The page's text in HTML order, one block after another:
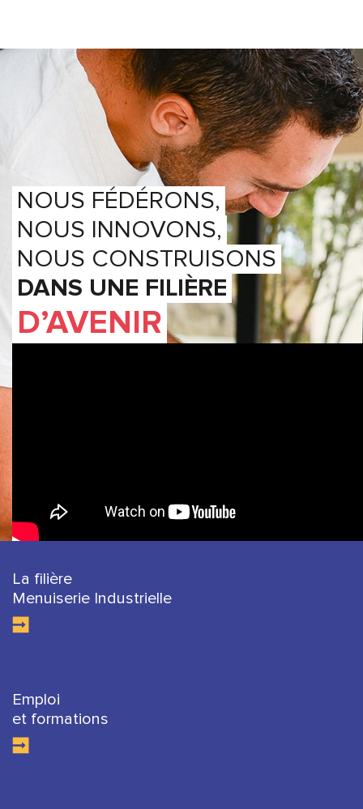
NOUS FÉDÉRONS,
NOUS INNOVONS,
NOUS CONSTRUISONS
DANS UNE FILIÈRE
D’AVENIR
La filière
Menuiserie Industrielle
Emploi
et formations